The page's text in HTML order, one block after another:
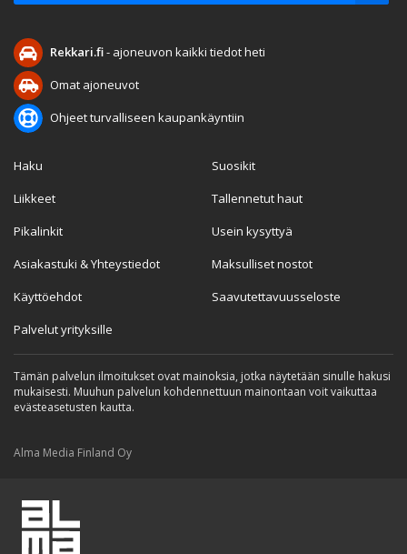
Rekkari.fi- ajoneuvon kaikki tiedot heti
Omat ajoneuvot
Ohjeet turvalliseen kaupankäyntiin
Haku
Liikkeet
Pikalinkit
Asiakastuki & Yhteystiedot
Käyttöehdot
Palvelut yrityksille
Suosikit
Tallennetut haut
Usein kysyttyä
Maksulliset nostot
Saavutettavuusseloste
Tämän palvelun ilmoitukset ovat mainoksia, jotka näytetään sinulle hakusi
mukaisesti. Muuhun palvelun kohdennettuun mainontaan voit vaikuttaa
evästeasetusten kautta.
Alma Media Finland Oy